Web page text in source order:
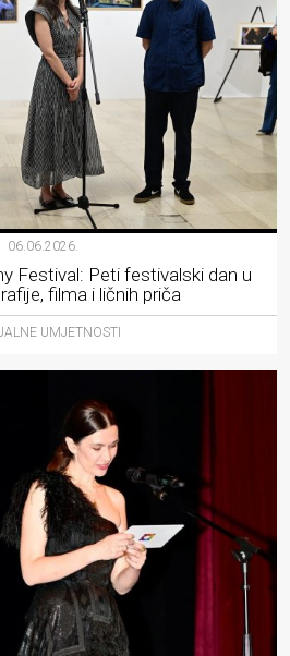
06.06.2026.
Festival: Peti festivalski dan u
filma i ličnih priča
UMJETNOSTI